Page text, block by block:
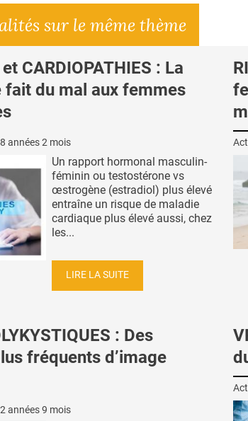
sur le même thème
CARDIOPATHIES : La
du mal aux femmes
8 années 2 mois
Un rapport hormonal masculin-
féminin ou testostérone vs
œstrogène (estradiol) plus élevé
entraîne un risque de maladie
cardiaque plus élevé aussi, chez
les...
LIRE LA SUITE
: Des
fréquents d’image
2 années 9 mois